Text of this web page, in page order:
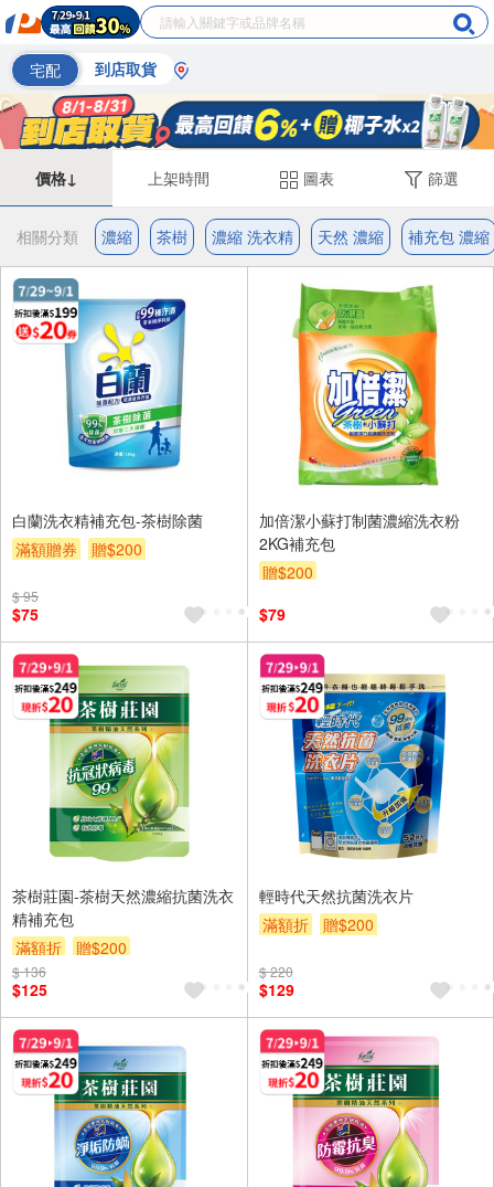
宅配 到店取貨
價格↓ 上架時間 圖表 篩選
相關分類 濃縮 茶樹 濃縮 洗衣精 天然 濃縮 補充包 濃縮
白蘭洗衣精補充包-茶樹除菌
滿額贈券
贈$200
$ 95
$75
加倍潔小蘇打制菌濃縮洗衣粉
2KG補充包
贈$200
$79
茶樹莊園-茶樹天然濃縮抗菌洗衣
精補充包
滿額折
贈$200
$ 136
$125
輕時代天然抗菌洗衣片
滿額折
贈$200
$ 220
$129